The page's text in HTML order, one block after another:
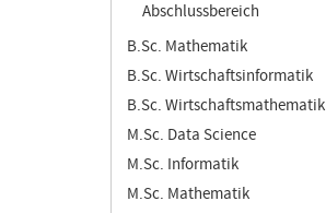
Abschlussbereich
B.Sc. Mathematik
B.Sc. Wirtschaftsinformatik
B.Sc. Wirtschaftsmathematik
M.Sc. Data Science
M.Sc. Informatik
M.Sc. Mathematik